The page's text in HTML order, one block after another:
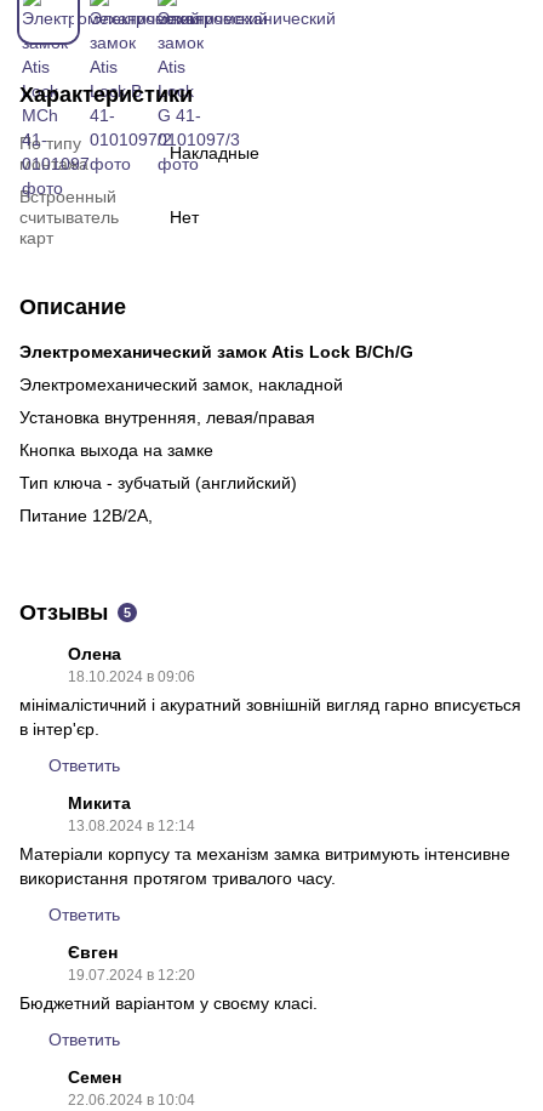
Характеристики
По типу
монтажа
Накладные
Встроенный
считыватель
карт
Нет
Описание
Электромеханический замок Atis Lock B/Ch/G
Электромеханический замок, накладной
Установка внутренняя, левая/правая
Кнопка выхода на замке
Тип ключа - зубчатый (английский)
Питание 12В/2А,
Отзывы 5
Олена
18.10.2024 в 09:06
мінімалістичний і акуратний зовнішній вигляд гарно вписується
в інтер'єр.
Ответить
Микита
13.08.2024 в 12:14
Матеріали корпусу та механізм замка витримують інтенсивне
використання протягом тривалого часу​.
Ответить
Євген
19.07.2024 в 12:20
Бюджетний варіантом у своєму класі.
Ответить
Семен
22.06.2024 в 10:04